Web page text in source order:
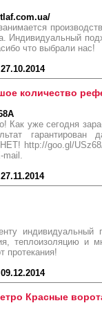
Индивидуальный
что выбрали нас!
27.10.2014
количество
Как уже сегодня
http://goo.gl/
mail.
27.11.2014
индивидуальный
теплоизоляцию и
протекания!
09.12.2014
Красные